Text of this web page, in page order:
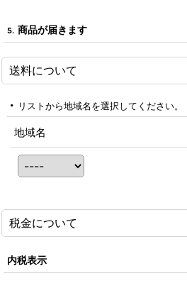
5. 商品が届きます
送料について
リストから地域名を選択してください。
地域名
税金について
内税表示